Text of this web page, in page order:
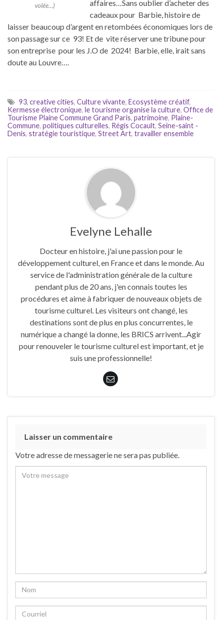
volée…)
affaires…Sans oublier d’acheter des
cadeaux pour Barbie, histoire de
laisser beaucoup d’argent en retombées économiques lors de
son passage sur ce 93! Et de vite réserver une tribune pour
son entreprise pour les J.O de 2024! Barbie, elle, irait sans
doute au Louvre….
93, creative cities, Culture vivante, Ecosystème créatif,
Kermesse électronique, le tourisme organise la culture, Office de
Tourisme Plaine Commune Grand Paris, patrimoine, Plaine-
Commune, politiques culturelles, Régis Cocault, Seine-saint -
Denis, stratégie touristique, Street Art, travailler ensemble
Evelyne Lehalle
Docteur en histoire, j'ai une passion pour le
développement culturel, en France et dans le monde. Au
service de l'administration générale de la culture
pendant plus de 20 ans, j'en connais toutes les
procédures et aime à fabriquer de nouveaux objets de
tourisme culturel. Les visiteurs ont changé, les
destinations sont de plus en plus concurrentes, le
numérique a changé la donne, les BRICS arrivent...Agir
pour renouveler le tourisme culturel est important, et je
suis une professionnelle!
Laisser un commentaire
Votre adresse de messagerie ne sera pas publiée.